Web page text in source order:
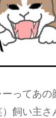
ーってあ
）飼い主